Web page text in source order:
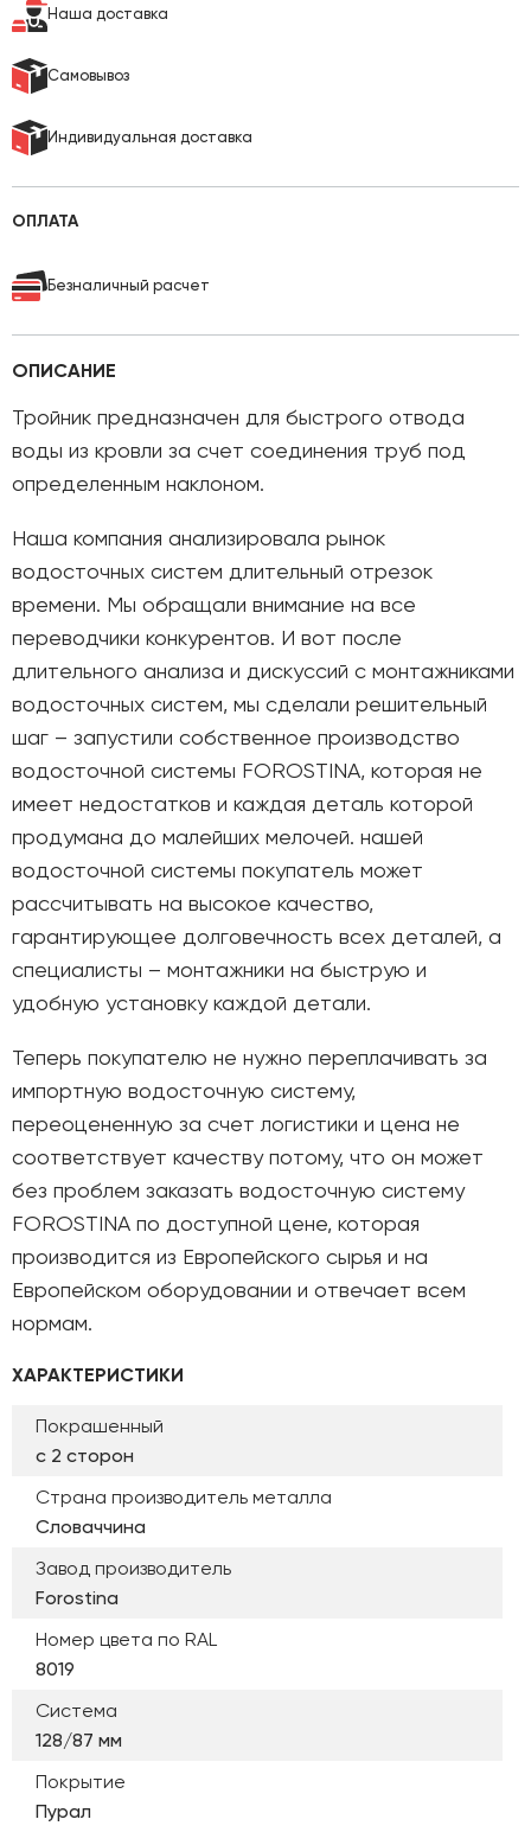
Наша доставка
Самовывоз
Индивидуальная доставка
ОПЛАТА
Безналичный расчет
ХАРАКТЕРИСТИКИ
Покрашенный
с 2 сторон
Страна производитель металла
Словаччина
Завод производитель
Forostina
Номер цвета по RAL
8019
Система
128/87 мм
Покрытие
Пурал
ОПИСАНИЕ
Тройник предназначен для быстрого отвода
воды из кровли за счет соединения труб под
определенным наклоном.
Наша компания анализировала рынок
водосточных систем длительный отрезок
времени. Мы обращали внимание на все
переводчики конкурентов. И вот после
длительного анализа и дискуссий с монтажниками
водосточных систем, мы сделали решительный
шаг – запустили собственное производство
водосточной системы FOROSTINA, которая не
имеет недостатков и каждая деталь которой
продумана до малейших мелочей. нашей
водосточной системы покупатель может
рассчитывать на высокое качество,
гарантирующее долговечность всех деталей, а
специалисты – монтажники на быструю и
удобную установку каждой детали.
Теперь покупателю не нужно переплачивать за
импортную водосточную систему,
переоцененную за счет логистики и цена не
соответствует качеству потому, что он может
без проблем заказать водосточную систему
FOROSTINA по доступной цене, которая
производится из Европейского сырья и на
Европейском оборудовании и отвечает всем
нормам.